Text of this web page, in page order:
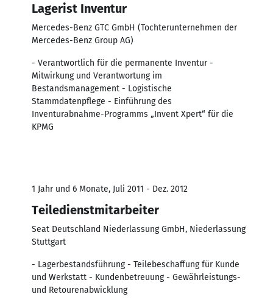
Lagerist Inventur
Mercedes-Benz GTC GmbH (Tochterunternehmen der
Mercedes-Benz Group AG)
- Verantwortlich für die permanente Inventur -
Mitwirkung und Verantwortung im
Bestandsmanagement - Logistische
Stammdatenpflege - Einführung des
Inventurabnahme-Programms „Invent Xpert“ für die
KPMG
1 Jahr und 6 Monate, Juli 2011 - Dez. 2012
Teiledienstmitarbeiter
Seat Deutschland Niederlassung GmbH, Niederlassung
Stuttgart
- Lagerbestandsführung - Teilebeschaffung für Kunde
und Werkstatt - Kundenbetreuung - Gewährleistungs-
und Retourenabwicklung